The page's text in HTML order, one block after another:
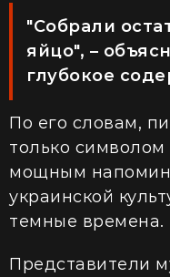
"Собрали
яйцо", –
глубокое
По его словам,
только
мощным
украинской
темные времена.
Представители